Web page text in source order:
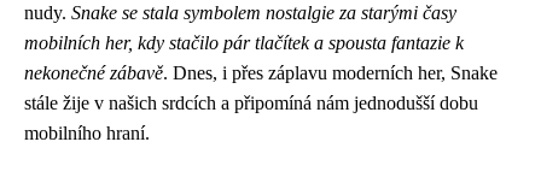
nudy. Snake se stala symbolem nostalgie za starými časy
mobilních her, kdy stačilo pár tlačítek a spousta fantazie k
nekonečné zábavě. Dnes, i přes záplavu moderních her, Snake
stále žije v našich srdcích a připomíná nám jednodušší dobu
mobilního hraní.